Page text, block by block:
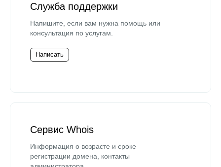
Служба поддержки
Напишите, если вам нужна помощь или
консультация по услугам.
Написать
Сервис Whois
Информация о возрасте и сроке
регистрации домена, контакты